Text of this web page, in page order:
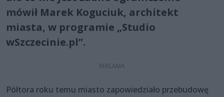
mówił Marek Koguciuk, architekt
miasta, w programie „Studio
wSzczecinie.pl”.
Półtora roku temu miasto zapowiedziało przebudowę